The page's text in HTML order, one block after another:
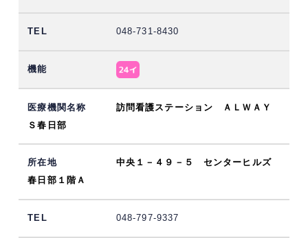
048-731-8430
訪問看護ステーション ＡＬＷＡＹ
Ｓ春日部
中央１－４９－５ センターヒルズ
春日部１階Ａ
048-797-9337